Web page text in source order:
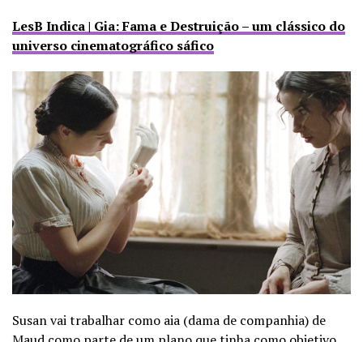
LesB Indica | Gia: Fama e Destruição – um clássico do
universo cinematográfico sáfico
Susan vai trabalhar como aia (dama de companhia) de